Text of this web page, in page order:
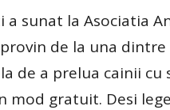
sunat la Asociatia
de la una dintre
de a prelua cainii cu
mod gratuit. Desi